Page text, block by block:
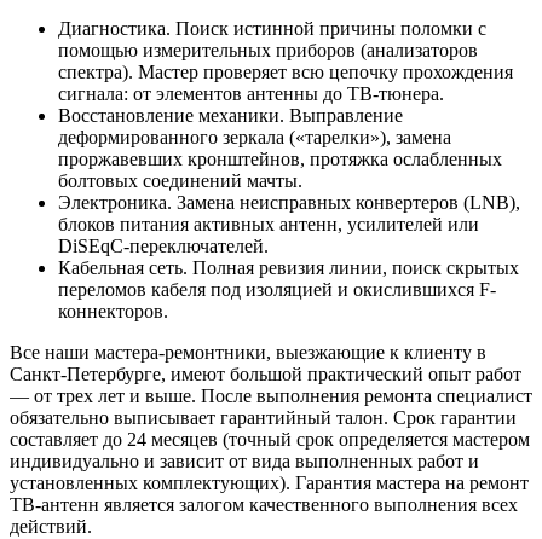
Диагностика. Поиск истинной причины поломки с
помощью измерительных приборов (анализаторов
спектра). Мастер проверяет всю цепочку прохождения
сигнала: от элементов антенны до ТВ-тюнера.
Восстановление механики. Выправление
деформированного зеркала («тарелки»), замена
проржавевших кронштейнов, протяжка ослабленных
болтовых соединений мачты.
Электроника. Замена неисправных конвертеров (LNB),
блоков питания активных антенн, усилителей или
DiSEqC-переключателей.
Кабельная сеть. Полная ревизия линии, поиск скрытых
переломов кабеля под изоляцией и окислившихся F-
коннекторов.
Все наши мастера-ремонтники, выезжающие к клиенту в
Санкт-Петербурге, имеют большой практический опыт работ
— от трех лет и выше. После выполнения ремонта специалист
обязательно выписывает гарантийный талон. Срок гарантии
составляет до 24 месяцев (точный срок определяется мастером
индивидуально и зависит от вида выполненных работ и
установленных комплектующих). Гарантия мастера на ремонт
ТВ-антенн является залогом качественного выполнения всех
действий.